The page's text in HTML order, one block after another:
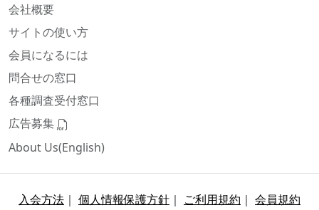
会社概要
サイトの使い方
会員になるには
問合せの窓口
各種調査受付窓口
広告募集
About Us(English)
入会方法 ｜ 個人情報保護方針 ｜ ご利用規約 ｜ 会員規約